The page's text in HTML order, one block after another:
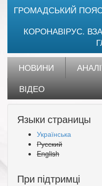
ГРОМАДСЬКИЙ
КОРОНАВІРУС.
НОВИНИ
ВІДЕО
Языки страницы
Українська
Русский
English
При підтримці